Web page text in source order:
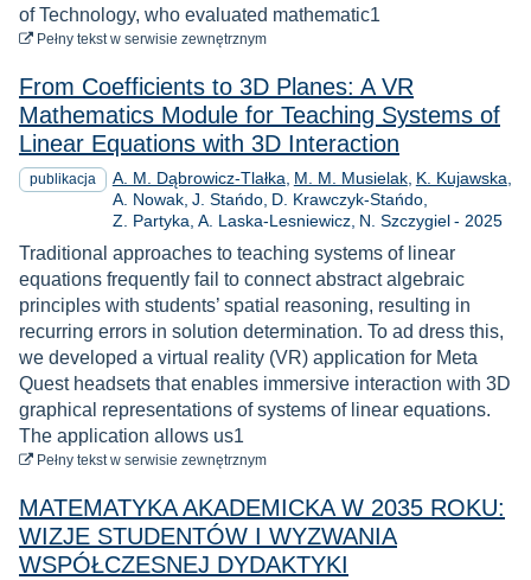
of Technology, who evaluated mathematic1
Pełny tekstdo pobrania
w serwisie zewnętrznym
From Coefficients to 3D Planes: A VR
Mathematics Module for Teaching Systems of
Linear Equations with 3D Interaction
publikacja A. M. Dąbrowicz-Tlałka M. M. Musielak K. Kujawska
A. Nowak J. Stańdo D. Krawczyk-Stańdo
Z. Partyka A. Laska-Lesniewicz N. Szczygiel - Rok
2025
Traditional approaches to teaching systems of linear
equations frequently fail to connect abstract algebraic
principles with students’ spatial reasoning, resulting in
recurring errors in solution determination. To ad dress this,
we developed a virtual reality (VR) application for Meta
Quest headsets that enables immersive interaction with 3D
graphical representations of systems of linear equations.
The application allows us1
Pełny tekstdo pobrania
w serwisie zewnętrznym
MATEMATYKA AKADEMICKA W 2035 ROKU:
WIZJE STUDENTÓW I WYZWANIA
WSPÓŁCZESNEJ DYDAKTYKI